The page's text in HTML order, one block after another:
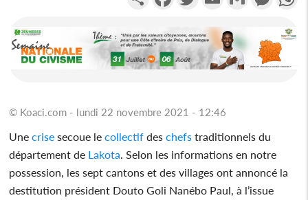
© Koaci.com - lundi 22 novembre 2021 - 12:46
Unecrise secoue lecollectif deschefs traditionnels du
département de Lakota. Selon les informations en notre
possession, les sept cantons et des villages ont annoncé la
destitution président Douto Goli Nanébo Paul, à l’issue